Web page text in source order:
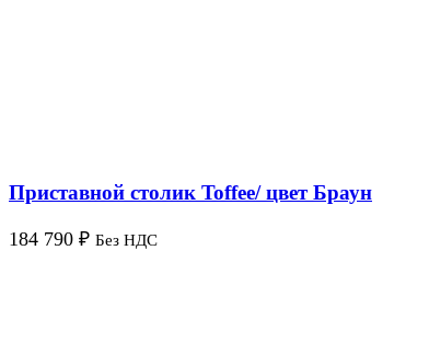
Приставной столик Toffee/ цвет Браун
184 790 ₽ Без НДС